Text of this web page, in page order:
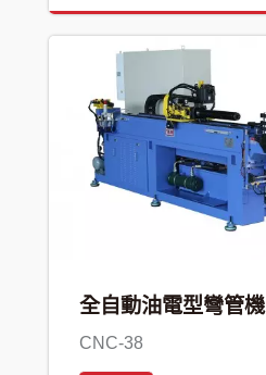
全自動油電型彎管機
CNC-38